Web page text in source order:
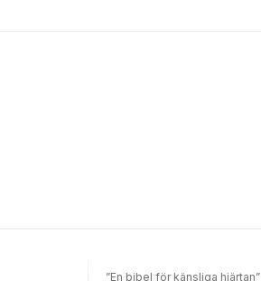
”En bibel för känsliga hjärtan” -Moa